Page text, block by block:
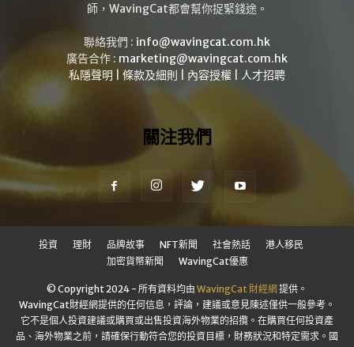
師，WavingCat都會幫你捉緊錢途。
聯絡我們 : info@wavingcat.com.hk
廣告合作 : marketing@wavingcat.com.hk
私隱聲明
條款及細則 內容授權 人才招聘
關注我們
投資 理財 品牌故事 NFT新聞 社會熱話
港人移民
加密貨幣新聞
WavingCat優惠
© Copyright 2024 - 所有資料均由 WavingCat 財經網提供。
WavingCat財經網提供的任何信息，評論，建議或意見陳述僅供一般參考。
它不是個人投資建議或購買或出售投資海外物業的招攬。在購買任何投資產
品、海外物業之前，請確保行動符合您的投資目標，財務狀況和特定需求。國